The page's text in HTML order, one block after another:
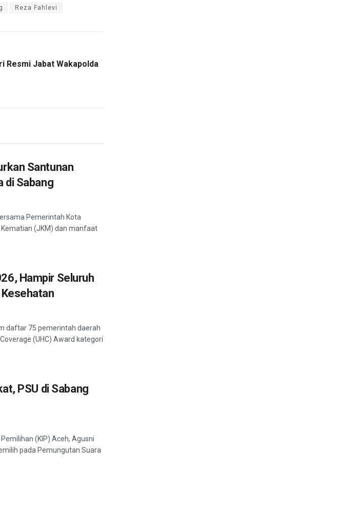
Reza Fahlevi
Resmi Jabat Wakapolda
Santunan
di Sabang
Pemerintah Kota
(JKM) dan manfaat
Hampir Seluruh
daftar 75 pemerintah daerah
(UHC) Award kategori
PSU di Sabang
(KIP) Aceh, Agusni
pada Pemungutan Suara